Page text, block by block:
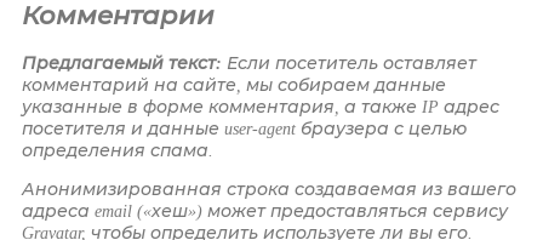
Комментарии
Предлагаемый текст: Если посетитель оставляет
комментарий на сайте, мы собираем данные
указанные в форме комментария, а также IP адрес
посетителя и данные user-agent браузера с целью
определения спама.
Анонимизированная строка создаваемая из вашего
адреса email («хеш») может предоставляться сервису
Gravatar, чтобы определить используете ли вы его.